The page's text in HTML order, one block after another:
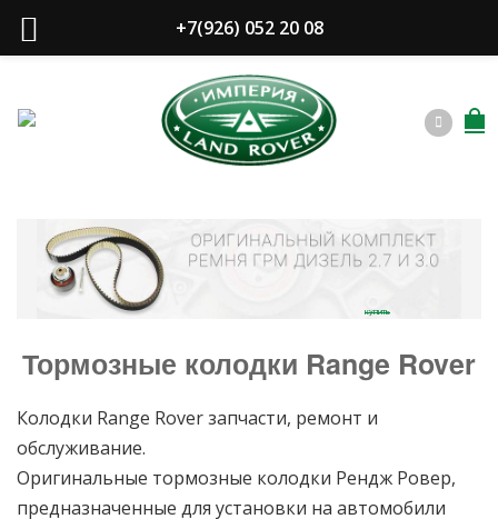
купить
Тормозные колодки Range Rover
Колодки Range Rover запчасти, ремонт и
обслуживание.
Оригинальные тормозные колодки Рендж Ровер,
предназначенные для установки на автомобили
+7(926) 052 20 08